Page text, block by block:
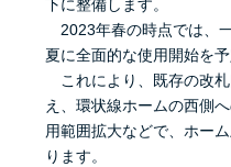
下に整備します。
2023年春の時点では、
夏に全面的な使用開始を予
これにより、既存の改
え、環状線ホームの西側
用範囲拡大などで、ホー
ります。